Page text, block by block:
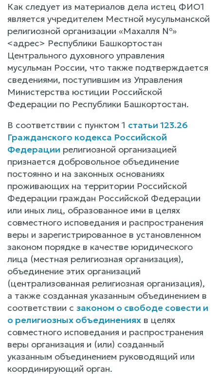
Как следует из материалов дела истец ФИО1
является учредителем Местной мусульманской
религиозной организации «Махалля №»
<адрес> Республики Башкортостан
Центрального духовного управления
мусульман России, что также подтверждается
сведениями, поступившим из Управления
Министерства юстиции Российской
Федерации по Республики Башкортостан.
В соответствии с пунктом 1 статьи 123.26
Гражданского кодекса Российской
Федерации религиозной организацией
признается добровольное объединение
постоянно и на законных основаниях
проживающих на территории Российской
Федерации граждан Российской Федерации
или иных лиц, образованное ими в целях
совместного исповедания и распространения
веры и зарегистрированное в установленном
законом порядке в качестве юридического
лица (местная религиозная организация),
объединение этих организаций
(централизованная религиозная организация),
а также созданная указанным объединением в
соответствии с законом о свободе совести и
о религиозных объединениях в целях
совместного исповедания и распространения
веры организация и (или) созданный
указанным объединением руководящий или
координирующий орган.